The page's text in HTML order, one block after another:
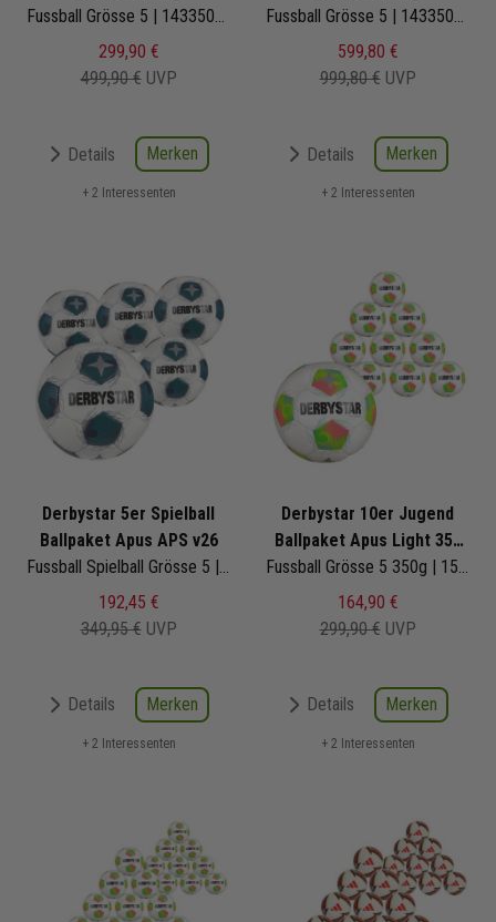
Fussball Grösse 5 | 1433500134 | Fußbälle Set 10-teilig
299,90 €
499,90 € UVP
Details Merken
+ 2 Interessenten
Fussball Grösse 5 | 1433500134 | Fußbälle Set 20-teilig
599,80 €
999,80 € UVP
Details Merken
+ 2 Interessenten
Derbystar 5er Spielball
Ballpaket Apus APS v26
Fussball Spielball Grösse 5 | 1767500140 | Fußbälle Set 5-teilig
192,45 €
349,95 € UVP
Details Merken
+ 2 Interessenten
Derbystar 10er Jugend
Ballpaket Apus Light 350
v26
Fussball Grösse 5 350g | 1587500148 | Fußbälle Set 10-teilig
164,90 €
299,90 € UVP
Details Merken
+ 2 Interessenten